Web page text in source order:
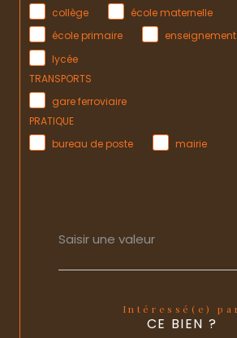
collège
école maternelle
école primaire
lycée
TRANSPORTS
gare ferroviaire
PRATIQUE
bureau de poste
mairie
Saisir une valeur
Intéressé(e)
CE BIEN ?